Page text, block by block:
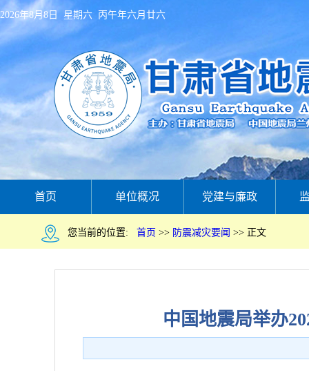
2026年8月8日 星期六 丙午年六月廿六
首页 单位概况 党建与廉政
您当前的位置: 首页 >> 防震减灾要闻 >> 正文
中国地震局举办